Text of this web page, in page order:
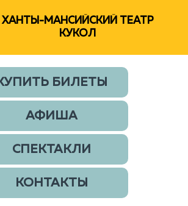
ХАНТЫ-МАНСИЙСКИЙ ТЕАТР
КУКОЛ
БИЛЕТЫ
АФИША
СПЕКТАКЛИ
КОНТАКТЫ